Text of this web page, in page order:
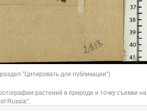
"Цитировать для публикации")
растений в природе и точку съемки на
Russia".